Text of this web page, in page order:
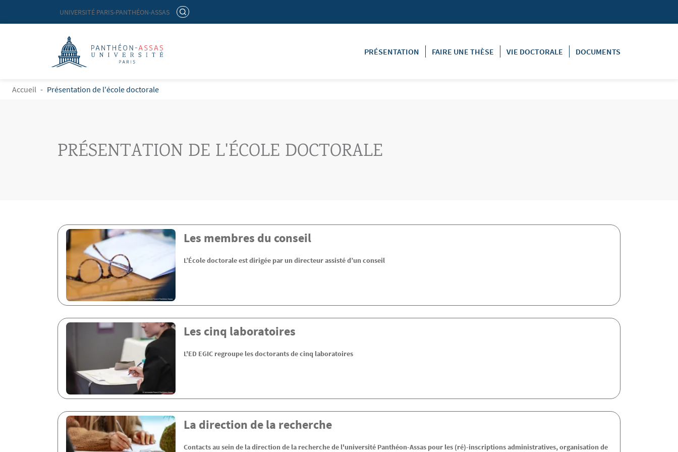
Aller au contenu principal
Menu liste site Custom EN
UNIVERSITÉ PARIS-PANTHÉON-ASSAS RECHERCHER
Logo
PRÉSENTATION
FAIRE UNE THÈSE VIE DOCTORALE DOCUMENTS
FIL D'ARIANE
Accueil Présentation de l'école doctorale
PRÉSENTATION DE L'ÉCOLE DOCTORALE
Les membres du conseil
L’École doctorale est dirigée par un directeur assisté d’un conseil
Les cinq laboratoires
L'ED EGIC regroupe les doctorants de cinq laboratoires
La direction de la recherche
Contacts au sein de la direction de la recherche de l'université Panthéon-Assas pour les (ré)-inscriptions administratives, organisation de